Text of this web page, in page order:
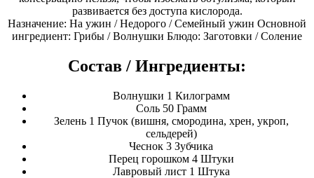
развивается без доступа кислорода.
Назначение: На ужин / Недорого / Семейный ужин Основной
ингредиент: Грибы / Волнушки Блюдо: Заготовки / Соление
Состав / Ингредиенты:
Волнушки 1 Килограмм
Соль 50 Грамм
Зелень 1 Пучок (вишня, смородина, хрен, укроп,
сельдерей)
Чеснок 3 Зубчика
Перец горошком 4 Штуки
Лавровый лист 1 Штука